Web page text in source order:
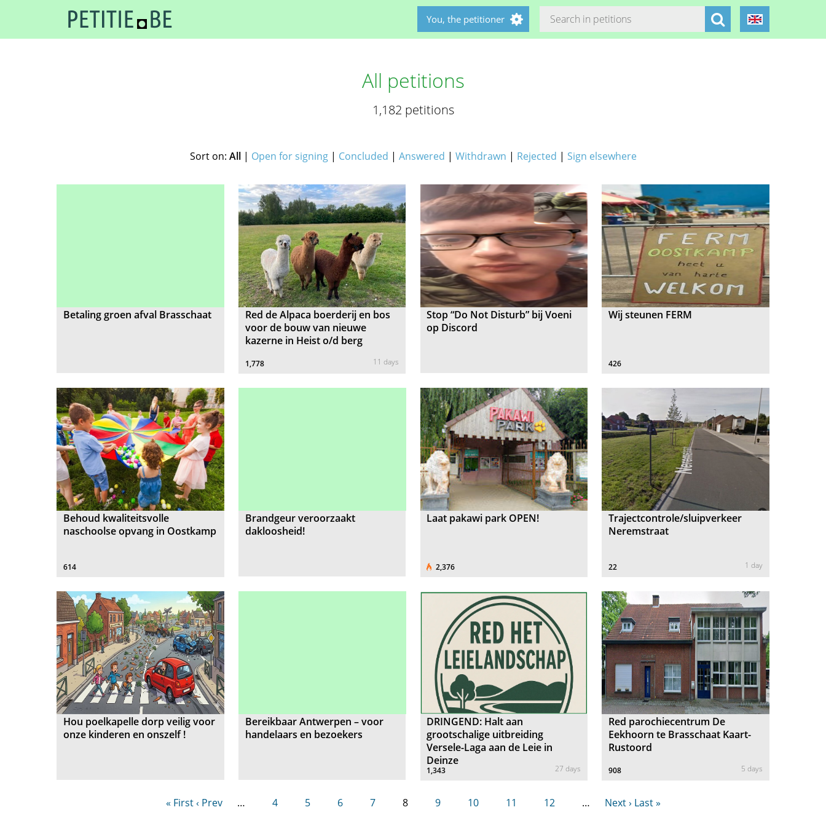
You, the petitioner
All petitions
1,182 petitions
Sort on: All| Open for signing| Concluded | Answered | Withdrawn | Rejected | Sign elsewhere
Betaling groen afval Brasschaat
Red de Alpaca boerderij en bos
voor de bouw van nieuwe
kazerne in Heist o/d berg
1,778 11 days
Stop “Do Not Disturb” bij Voeni
op Discord
Wij steunen FERM
426
Behoud kwaliteitsvolle
naschoolse opvang in Oostkamp
614
Brandgeur veroorzaakt
dakloosheid!
Laat pakawi park OPEN!
2,376
Trajectcontrole/sluipverkeer
Neremstraat
22 1 day
Hou poelkapelle dorp veilig voor
onze kinderen en onszelf !
Bereikbaar Antwerpen – voor
handelaars en bezoekers
DRINGEND: Halt aan
grootschalige uitbreiding
Versele-Laga aan de Leie in
Deinze
1,343 27 days
Red parochiecentrum De
Eekhoorn te Brasschaat Kaart-
Rustoord
908 5 days
« First ‹ Prev … 4 5 6 7 8 9 10 11 12 … Next › Last »